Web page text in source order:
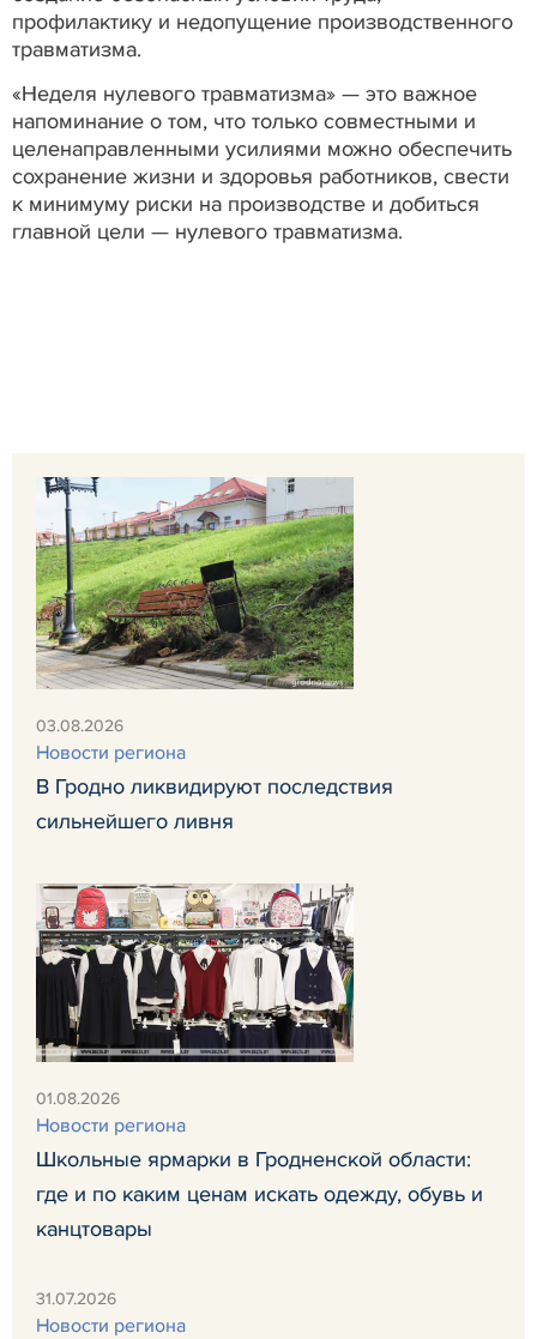
профилактику и недопущение производственного
травматизма.
«Неделя нулевого травматизма» — это важное
напоминание о том, что только совместными и
целенаправленными усилиями можно обеспечить
сохранение жизни и здоровья работников, свести
к минимуму риски на производстве и добиться
главной цели — нулевого травматизма.
03.08.2026
Новости региона
В Гродно ликвидируют последствия
сильнейшего ливня
01.08.2026
Новости региона
Школьные ярмарки в Гродненской области:
где и по каким ценам искать одежду, обувь и
канцтовары
31.07.2026
Новости региона